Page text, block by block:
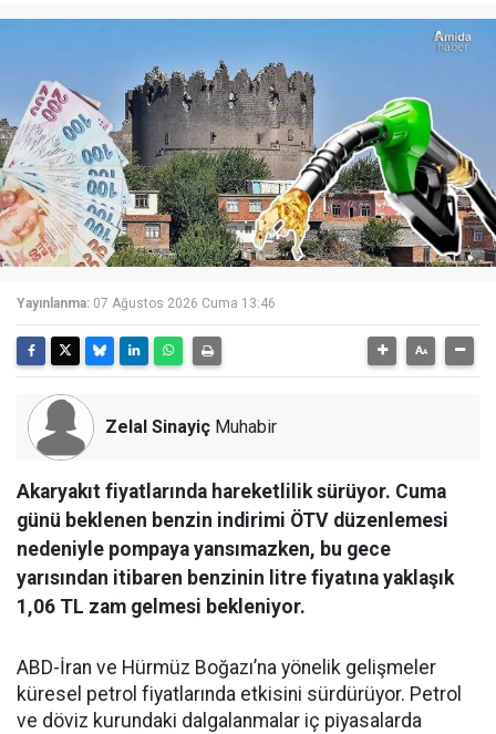
Yayınlanma: 07 Ağustos 2026 Cuma 13:46
Zelal Sinayiç Muhabir
Akaryakıt fiyatlarında hareketlilik sürüyor. Cuma
günü beklenen benzin indirimi ÖTV düzenlemesi
nedeniyle pompaya yansımazken, bu gece
yarısından itibaren benzinin litre fiyatına yaklaşık
1,06 TL zam gelmesi bekleniyor.
ABD-İran ve Hürmüz Boğazı’na yönelik gelişmeler
küresel petrol fiyatlarında etkisini sürdürüyor. Petrol
ve döviz kurundaki dalgalanmalar iç piyasalarda